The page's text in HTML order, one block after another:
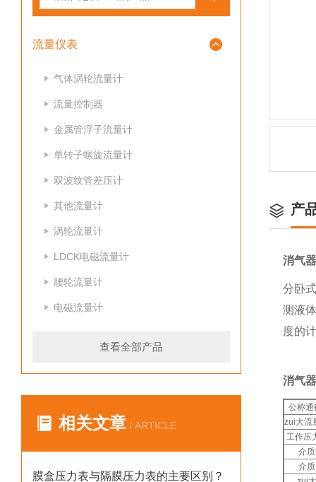
流量仪表
气体涡轮流量计
流量控制器
金属管浮子流量计
单转子螺旋流量计
双波纹管差压计
其他流量计
涡轮流量计
LDCK电磁流量计
腰轮流量计
电磁流量计
查看全部产品
相关文章 / ARTICLE
膜盒压力表与隔膜压力表的主要区别？
产
消气
分卧
测液
度的
消气
公称通
zui大流
工作压
介
介